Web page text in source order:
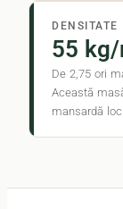
DENSITATE
55 kg/
De 2,75 ori
Această
mansardă